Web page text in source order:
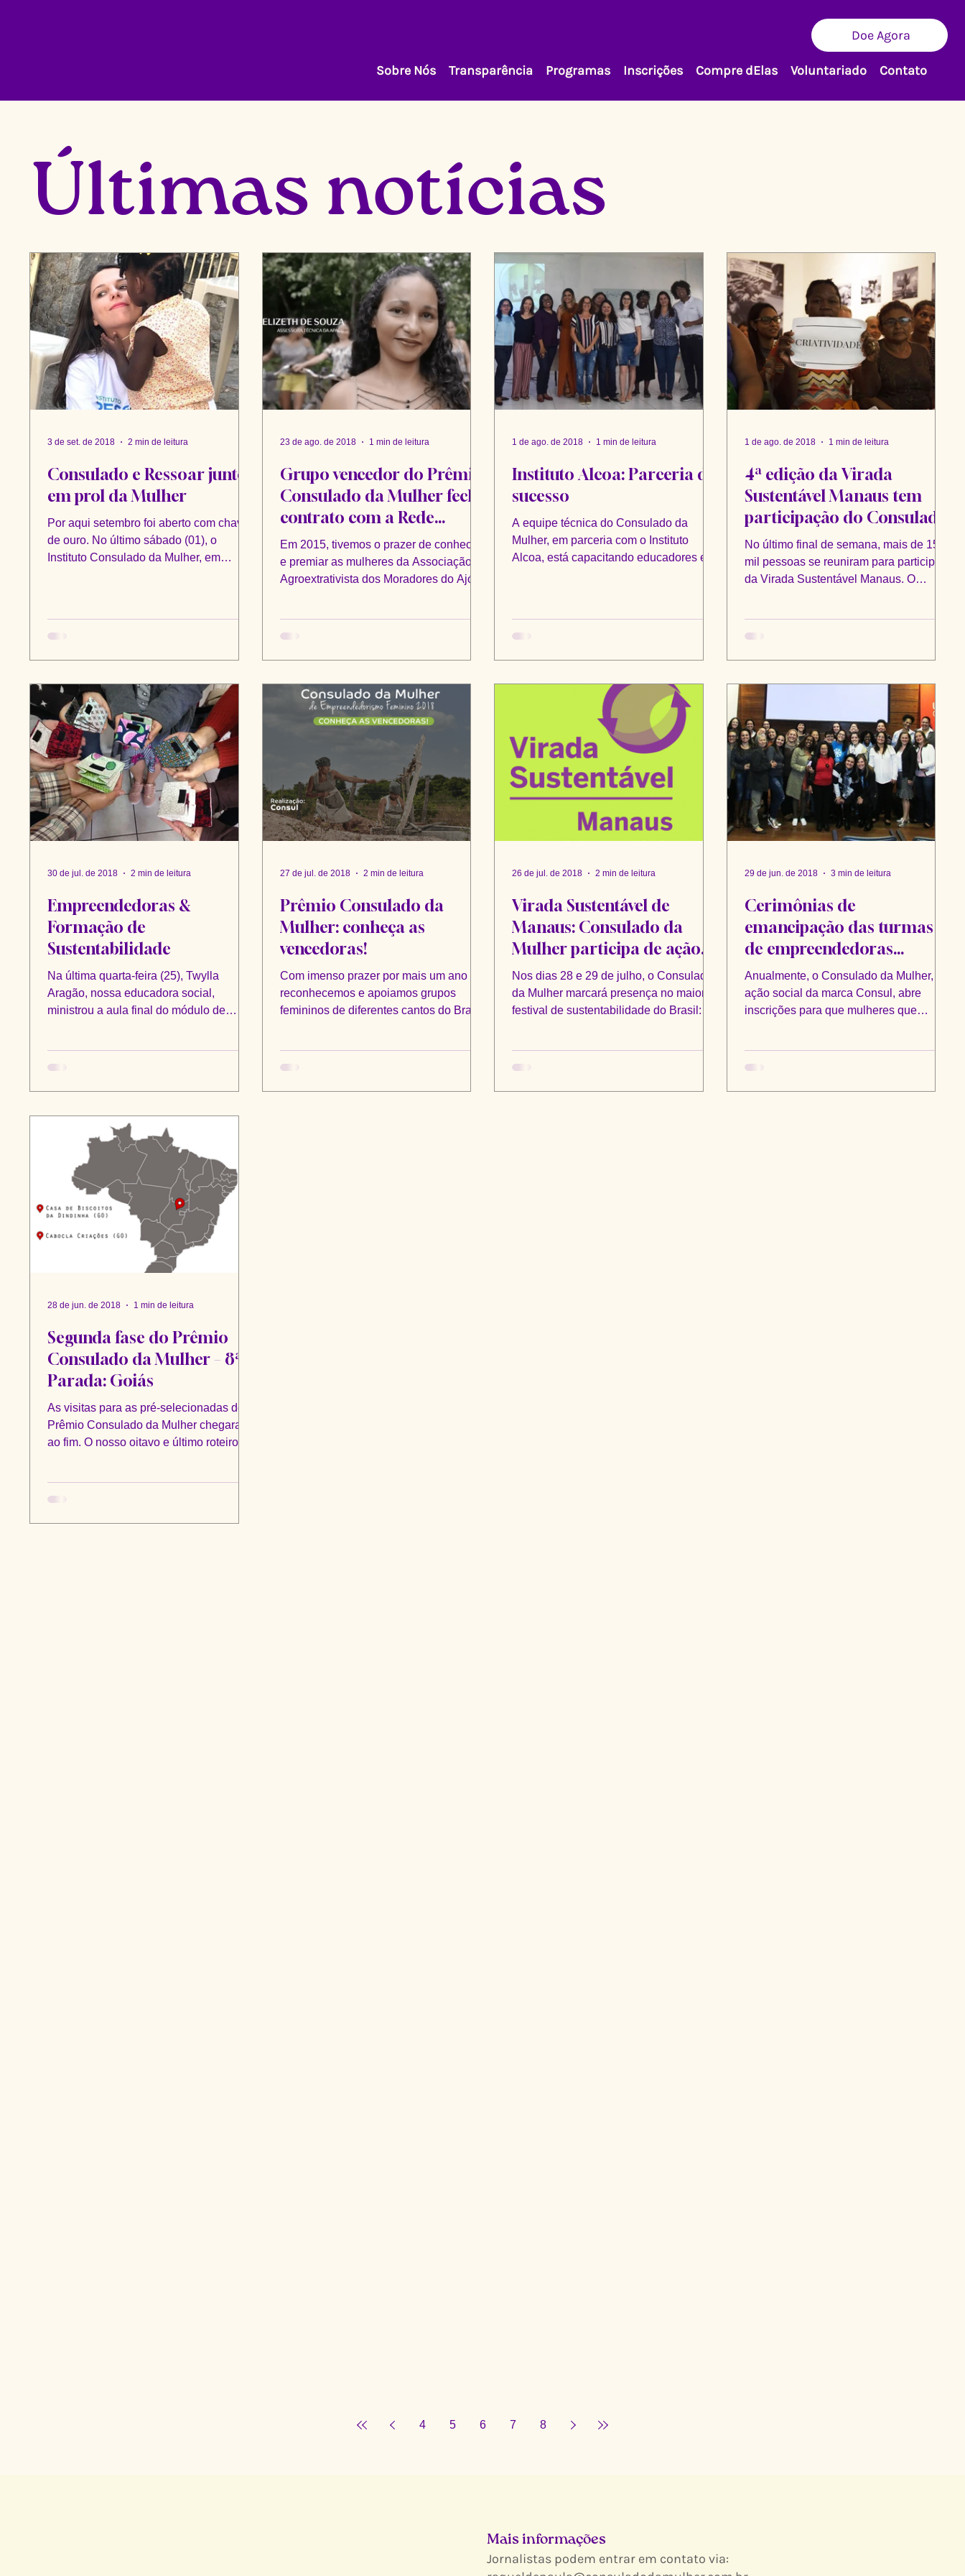
Doe Agora
Sobre Nós Transparência Programas Inscrições Compre dElas Voluntariado Contato
​Últimas notícias
Consulado e Ressoar juntos
em prol da Mulher
Por aqui setembro foi aberto com chave
de ouro. No último sábado (01), o
Instituto Consulado da Mulher, em
3 de set. de 2018 2 min de leitura
Grupo vencedor do Prêmio
Consulado da Mulher fecha
contrato com a Rede
Natura
Em 2015, tivemos o prazer de conhecer
e premiar as mulheres da Associação
Agroextrativista dos Moradores do Ajó
23 de ago. de 2018 1 min de leitura
Instituto Alcoa: Parceria de
sucesso
A equipe técnica do Consulado da
Mulher, em parceria com o Instituto
Alcoa, está capacitando educadores em
1 de ago. de 2018 1 min de leitura
4ª edição da Virada
Sustentável Manaus tem
participação do Consulado
da Mulher
No último final de semana, mais de 15
mil pessoas se reuniram para participar
da Virada Sustentável Manaus. O
1 de ago. de 2018 1 min de leitura
Empreendedoras &
Formação de
Sustentabilidade
Na última quarta-feira (25), Twylla
Aragão, nossa educadora social,
ministrou a aula final do módulo de
30 de jul. de 2018 2 min de leitura
Prêmio Consulado da
Mulher: conheça as
vencedoras!
Com imenso prazer por mais um ano
reconhecemos e apoiamos grupos
femininos de diferentes cantos do Brasil.
27 de jul. de 2018 2 min de leitura
Virada Sustentável de
Manaus: Consulado da
Mulher participa de ação
correalizada pela Fundação
Amazo
Nos dias 28 e 29 de julho, o Consulado
da Mulher marcará presença no maior
festival de sustentabilidade do Brasil: a
26 de jul. de 2018 2 min de leitura
Cerimônias de
emancipação das turmas
de empreendedoras
assessoradas 2016
Anualmente, o Consulado da Mulher,
ação social da marca Consul, abre
inscrições para que mulheres que
29 de jun. de 2018 3 min de leitura
Segunda fase do Prêmio
Consulado da Mulher – 8ª
Parada: Goiás
As visitas para as pré-selecionadas do
Prêmio Consulado da Mulher chegaram
ao fim. O nosso oitavo e último roteiro
28 de jun. de 2018 1 min de leitura
4 5 6 7 8
Mais informações
Jornalistas podem entrar em contato via: